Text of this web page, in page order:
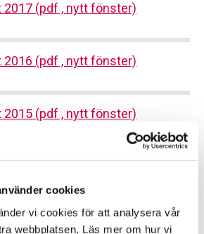
cookies
vi cookies för att analysera vår
webbplatsen. Läs mer om hur vi
2017 (pdf , nytt fönster)
2016 (pdf , nytt fönster)
2015 (pdf , nytt fönster)
2013 (pdf , nytt fönster)